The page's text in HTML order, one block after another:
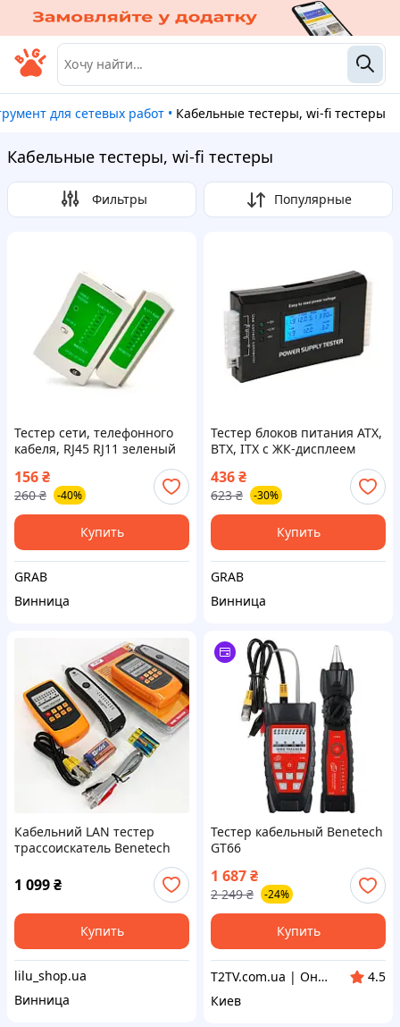
для сетевых работ • Кабельные тестеры, wi-fi тестеры
Кабельные тестеры, wi-fi тестеры
Фильтры Популярные
Тестер сети, телефонного
кабеля, RJ45 RJ11 зеленый
156₴
260 ₴ -40%
Купить
GRAB
Винница
Тестер блоков питания ATX,
BTX, ITX с ЖК-дисплеем
436₴
623 ₴ -30%
Купить
GRAB
Винница
Кабельний LAN тестер
трассоискатель Веnеtесh
GМ 6О с разъемами RJ-11 и
RJ-45 искатель проводов
индикатор проводки
1 099₴
Купить
lilu_shop.ua
Винница
Тестер кабельный Benetech
GT66
1 687₴
2 249 ₴ -24%
Купить
T2TV.com.ua | Онлайн Гипермаркет
4.5
Киев